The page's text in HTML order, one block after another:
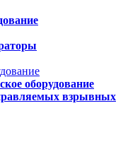
оборудование
взрывных